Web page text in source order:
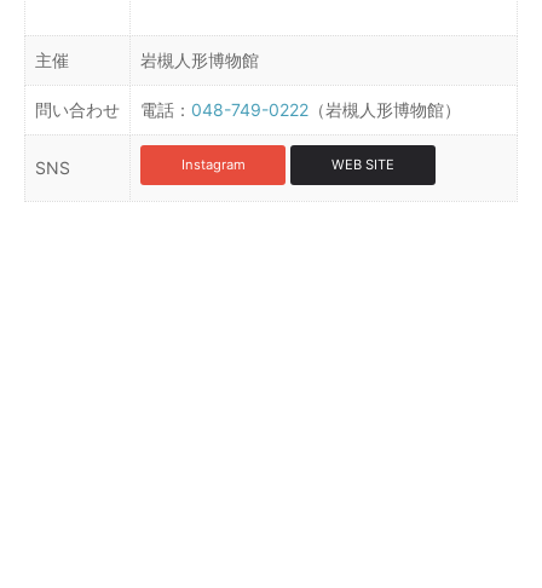
主催 岩槻人形博物館
問い合わせ 電話： 048-749-0222 （岩槻人形博物館）
SNS Instagram WEB SITE